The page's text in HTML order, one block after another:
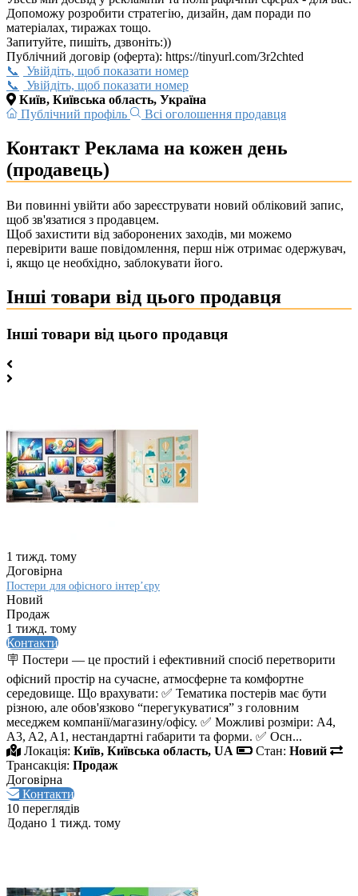
Допоможу розробити стратегію, дизайн, дам поради по
матеріалах, тиражах тощо.
Запитуйте, пишіть, дзвоніть:))
Публічний договір (оферта): https://tinyurl.com/3r2chted
Увійдіть, щоб показати номер
Увійдіть, щоб показати номер
Київ, Київська область, Україна
Публічний профіль
Всі оголошення продавця
Контакт Реклама на кожен день
(продавець)
Ви повинні увійти або зареєструвати новий обліковий запис,
щоб зв'язатися з продавцем.
Щоб захистити від заборонених заходів, ми можемо
перевірити ваше повідомлення, перш ніж отримає одержувач,
і, якщо це необхідно, заблокувати його.
Інші товари від цього продавця
Інші товари від цього продавця
1 тижд. тому
Договірна
Постери для офісного інтер’єру
Новий
Продаж
1 тижд. тому
Контакти
🪧 Постери — це простий і ефективний спосіб перетворити
офісний простір на сучасне, атмосферне та комфортне
середовище. Що врахувати: ✅ Тематика постерів має бути
різною, але обов'язково “перегукуватися” з головним
меседжем компанії/магазину/офісу. ✅ Можливі розміри: A4,
A3, A2, A1, нестандартні габарити та форми. ✅ Осн...
Локація: Київ, Київська область, UA Стан: Новий
Трансакція: Продаж
Договірна
Контакти
10 переглядів
Додано 1 тижд. тому